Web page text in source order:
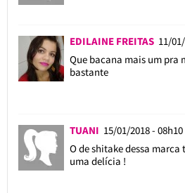
EDILAINE FREITAS 11/
Que bacana mais um pra
bastante
TUANI 15/01/2018 - 08h10
O de shitake dessa
uma delícia !